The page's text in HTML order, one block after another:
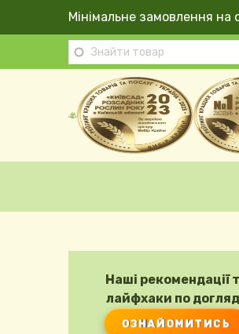
Перейти до основного вмісту
Мінімальне замовлення на
Наші рекомендації
лайфхаки по
ОЗНАЙОМИТИСЬ